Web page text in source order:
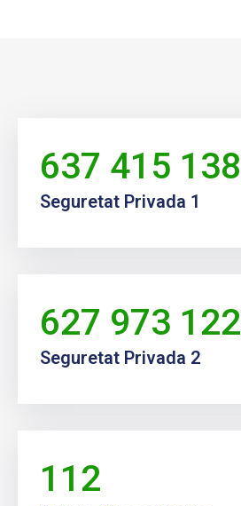
637 415 138
Seguretat Privada 1
627 973 122
Seguretat Privada 2
112